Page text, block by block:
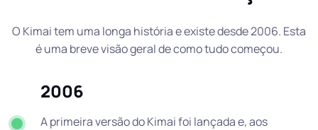
O Kimai tem uma longa história e existe desde 2006. Esta
é uma breve visão geral de como tudo começou.
2006
A primeira versão do Kimai foi lançada e, aos